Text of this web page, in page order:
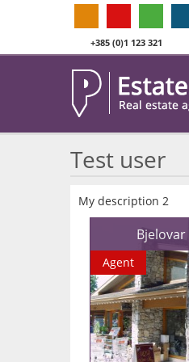
+385 (0)1 123 321
Test user
My description 2
Agent